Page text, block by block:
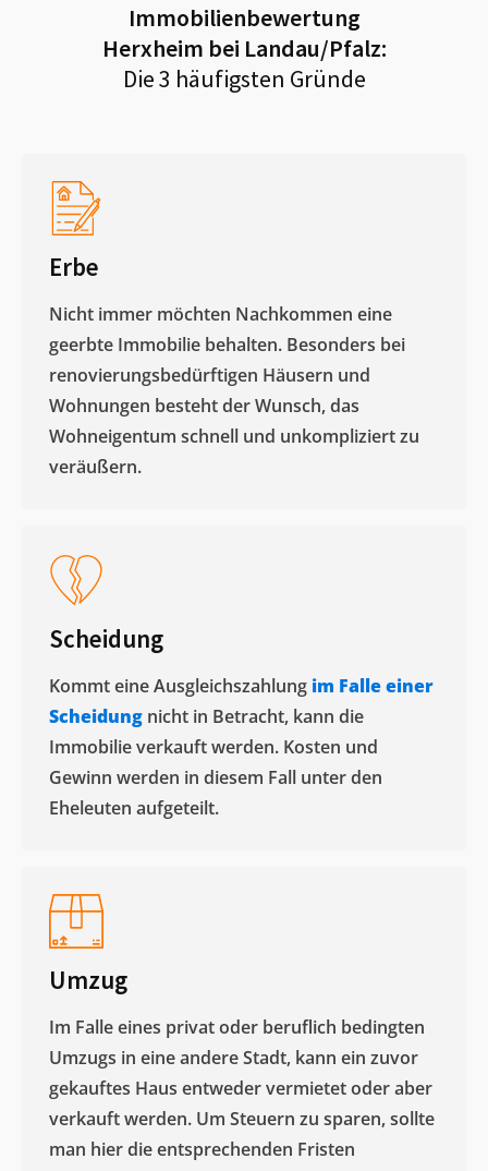
Immobilienbewertung
Herxheim bei Landau/Pfalz:
Die 3 häufigsten Gründe
Erbe
Nicht immer möchten Nachkommen eine
geerbte Immobilie behalten. Besonders bei
renovierungsbedürftigen Häusern und
Wohnungen besteht der Wunsch, das
Wohneigentum schnell und unkompliziert zu
veräußern. ​
Scheidung
Kommt eine Ausgleichszahlung im Falle einer
Scheidung nicht in Betracht, kann die
Immobilie verkauft werden. Kosten und
Gewinn werden in diesem Fall unter den
Eheleuten aufgeteilt.​
Umzug
Im Falle eines privat oder beruflich bedingten
Umzugs in eine andere Stadt, kann ein zuvor
gekauftes Haus entweder vermietet oder aber
verkauft werden. Um Steuern zu sparen, sollte
man hier die entsprechenden Fristen